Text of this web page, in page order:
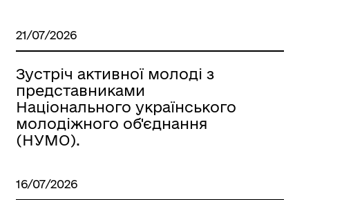
21/07/2026
Зустріч активної молоді з
представниками
Національного українського
молодіжного об'єднання
(НУМО).
16/07/2026